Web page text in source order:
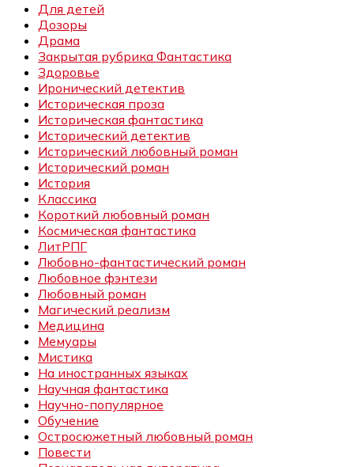
Для детей
Дозоры
Драма
Закрытая рубрика Фантастика
Здоровье
Иронический детектив
Историческая проза
Историческая фантастика
Исторический детектив
Исторический любовный роман
Исторический роман
История
Классика
Короткий любовный роман
Космическая фантастика
ЛитРПГ
Любовно-фантастический роман
Любовное фэнтези
Любовный роман
Магический реализм
Медицина
Мемуары
Мистика
На иностранных языках
Научная фантастика
Научно-популярное
Обучение
Остросюжетный любовный роман
Повести